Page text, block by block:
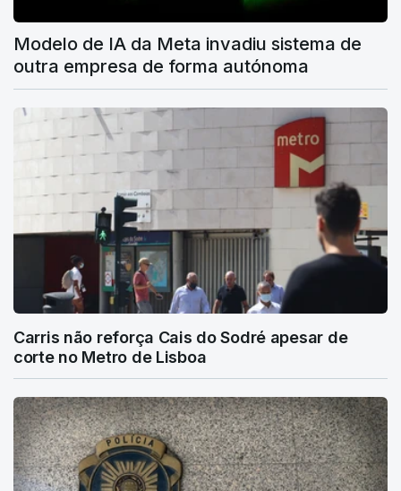
Modelo de IA da Meta invadiu sistema de
outra empresa de forma autónoma
Carris não reforça Cais do Sodré apesar de
corte no Metro de Lisboa